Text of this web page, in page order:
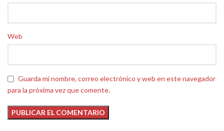
Web
Guarda mi nombre, correo electrónico y web en este navegador
para la próxima vez que comente.